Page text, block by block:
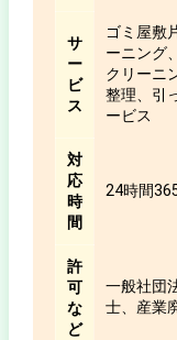
サ
ー
ビ
ス
ゴミ屋敷
ーニング
クリーニ
整理、引
ービス
対
応
時
間
24時間
許
可
な
ど
一般社団
士、産業